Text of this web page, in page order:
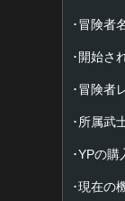
･冒険者
･開始さ
･冒険者
･所属武
･YPの購
･現在の